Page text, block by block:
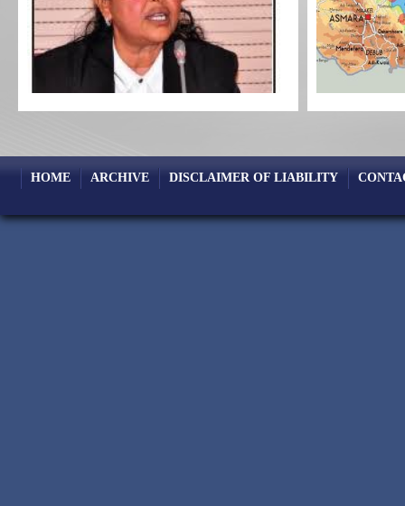
HOME ARCHIVE DISCLAIMER OF LIABILITY